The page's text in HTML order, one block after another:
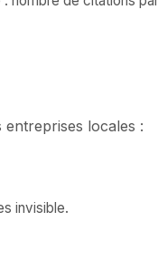
locales :
invisible.